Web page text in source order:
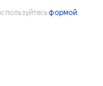
формой